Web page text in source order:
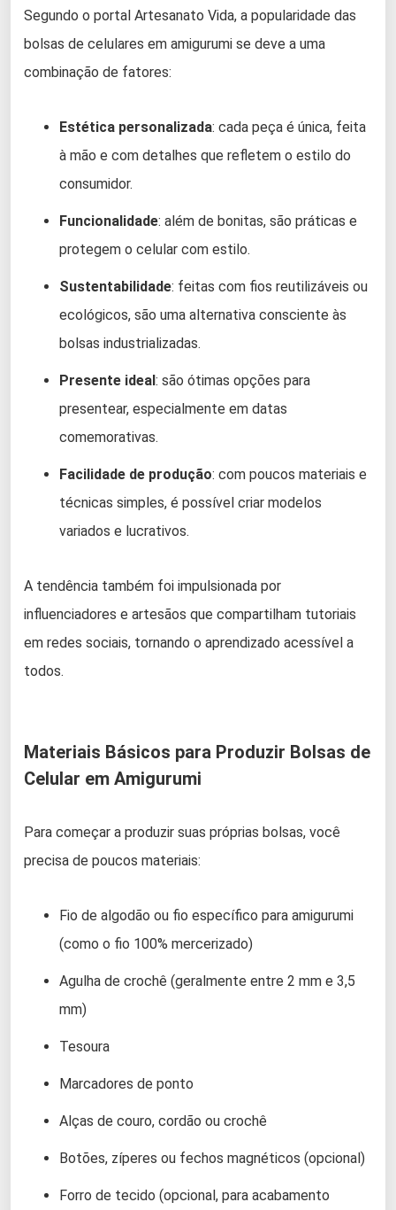
Segundo o portal Artesanato Vida, a popularidade das
bolsas de celulares em amigurumi se deve a uma
combinação de fatores:
Estética personalizada: cada peça é única, feita
à mão e com detalhes que refletem o estilo do
consumidor.
Funcionalidade: além de bonitas, são práticas e
protegem o celular com estilo.
Sustentabilidade: feitas com fios reutilizáveis ou
ecológicos, são uma alternativa consciente às
bolsas industrializadas.
Presente ideal: são ótimas opções para
presentear, especialmente em datas
comemorativas.
Facilidade de produção: com poucos materiais e
técnicas simples, é possível criar modelos
variados e lucrativos.
A tendência também foi impulsionada por
influenciadores e artesãos que compartilham tutoriais
em redes sociais, tornando o aprendizado acessível a
todos.
Materiais Básicos para Produzir Bolsas de
Celular em Amigurumi
Para começar a produzir suas próprias bolsas, você
precisa de poucos materiais:
Fio de algodão ou fio específico para amigurumi
(como o fio 100% mercerizado)
Agulha de crochê (geralmente entre 2 mm e 3,5
mm)
Tesoura
Marcadores de ponto
Alças de couro, cordão ou crochê
Botões, zíperes ou fechos magnéticos (opcional)
Forro de tecido (opcional, para acabamento